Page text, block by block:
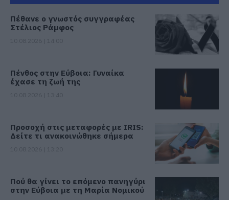
Πέθανε ο γνωστός συγγραφέας
Στέλιος Ράμφος
Πένθος στην Εύβοια: Γυναίκα
έχασε τη ζωή της
Προσοχή στις μεταφορές με IRIS:
Δείτε τι ανακοινώθηκε σήμερα
Πού θα γίνει το επόμενο πανηγύρι
στην Εύβοια με τη Μαρία Νομικού